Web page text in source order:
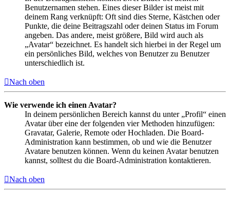
Benutzernamen stehen. Eines dieser Bilder ist meist mit
deinem Rang verknüpft: Oft sind dies Sterne, Kästchen oder
Punkte, die deine Beitragszahl oder deinen Status im Forum
angeben. Das andere, meist größere, Bild wird auch als
„Avatar“ bezeichnet. Es handelt sich hierbei in der Regel um
ein persönliches Bild, welches von Benutzer zu Benutzer
unterschiedlich ist.
Nach oben
Wie verwende ich einen Avatar?
In deinem persönlichen Bereich kannst du unter „Profil“ einen
Avatar über eine der folgenden vier Methoden hinzufügen:
Gravatar, Galerie, Remote oder Hochladen. Die Board-
Administration kann bestimmen, ob und wie die Benutzer
Avatare benutzen können. Wenn du keinen Avatar benutzen
kannst, solltest du die Board-Administration kontaktieren.
Nach oben